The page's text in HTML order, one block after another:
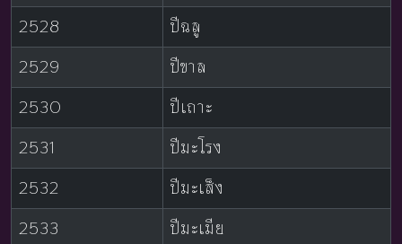
2528
ปีฉลู
2529
ปีขาล
2530
ปีเถาะ
2531
ปีมะโรง
2532
ปีมะเส็ง
2533
ปีมะเมีย